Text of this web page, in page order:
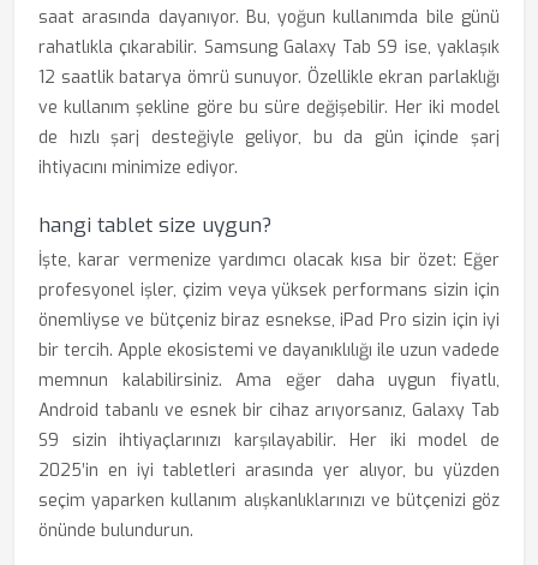
saat arasında dayanıyor. Bu, yoğun kullanımda bile günü
rahatlıkla çıkarabilir. Samsung Galaxy Tab S9 ise, yaklaşık
12 saatlik batarya ömrü sunuyor. Özellikle ekran parlaklığı
ve kullanım şekline göre bu süre değişebilir. Her iki model
de hızlı şarj desteğiyle geliyor, bu da gün içinde şarj
ihtiyacını minimize ediyor.
hangi tablet size uygun?
İşte, karar vermenize yardımcı olacak kısa bir özet: Eğer
profesyonel işler, çizim veya yüksek performans sizin için
önemliyse ve bütçeniz biraz esnekse, iPad Pro sizin için iyi
bir tercih. Apple ekosistemi ve dayanıklılığı ile uzun vadede
memnun kalabilirsiniz. Ama eğer daha uygun fiyatlı,
Android tabanlı ve esnek bir cihaz arıyorsanız, Galaxy Tab
S9 sizin ihtiyaçlarınızı karşılayabilir. Her iki model de
2025’in en iyi tabletleri arasında yer alıyor, bu yüzden
seçim yaparken kullanım alışkanlıklarınızı ve bütçenizi göz
önünde bulundurun.